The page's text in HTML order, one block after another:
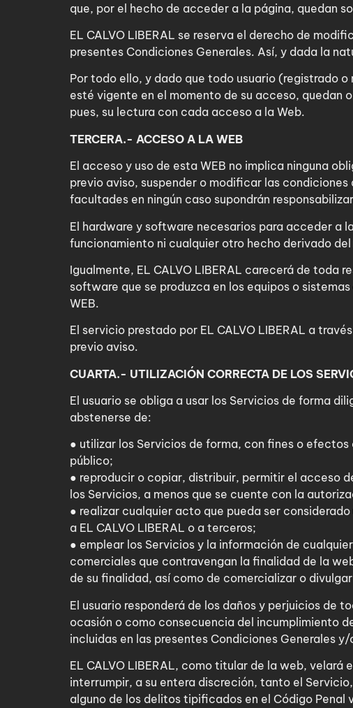
que, por el hecho de acceder a la página, quedan
EL CALVO LIBERAL se reserva el derecho de
presentes Condiciones Generales. Así, y dada la
Por todo ello, y dado que todo usuario (registrado
esté vigente en el momento de su acceso, quedan
pues, su lectura con cada acceso a la Web.
TERCERA.- ACCESO A LA WEB
El acceso y uso de esta WEB no implica ninguna
previo aviso, suspender o modificar las
facultades en ningún caso supondrán
El hardware y software necesarios para acceder a
funcionamiento ni cualquier otro hecho derivado
Igualmente, EL CALVO LIBERAL carecerá de toda
software que se produzca en los equipos o
WEB.
El servicio prestado por EL CALVO LIBERAL a
previo aviso.
CUARTA.- UTILIZACIÓN CORRECTA DE LOS
El usuario se obliga a usar los Servicios de forma
abstenerse de:
● utilizar los Servicios de forma, con fines o
público;
● reproducir o copiar, distribuir, permitir el acceso
los Servicios, a menos que se cuente con la
● realizar cualquier acto que pueda ser
a EL CALVO LIBERAL o a terceros;
● emplear los Servicios y la información de
comerciales que contravengan la finalidad de la
de su finalidad, así como de comercializar o
El usuario responderá de los daños y perjuicios de
ocasión o como consecuencia del incumplimiento
incluidas en las presentes Condiciones Generales
EL CALVO LIBERAL, como titular de la web,
interrumpir, a su entera discreción, tanto el
alguno de los delitos tipificados en el Código